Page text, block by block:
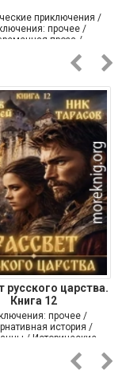
приключения /
прочее /
проза /
русского царства.
Книга 12
прочее /
история /
/ Исторические